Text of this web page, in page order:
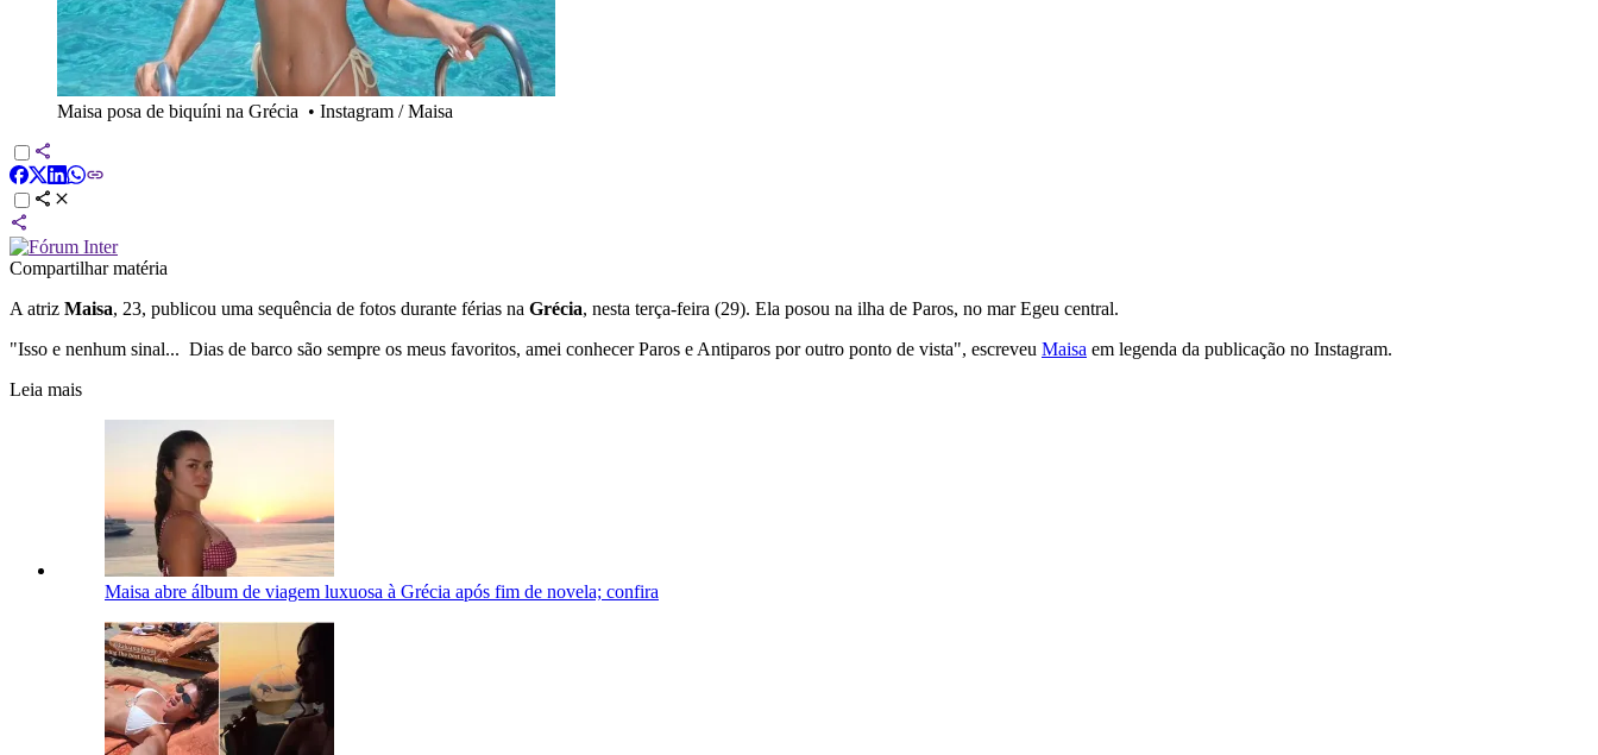
Maisa posa de biquíni na Grécia • Instagram / Maisa
Compartilhar matéria
A atriz Maisa, 23, publicou uma sequência de fotos durante férias na Grécia, nesta terça-feira (29). Ela posou na ilha de Paros, no mar Egeu central.
"Isso e nenhum sinal... Dias de barco são sempre os meus favoritos, amei conhecer Paros e Antiparos por outro ponto de vista", escreveu Maisa em legenda da publicação no Instagram.
Leia mais
Maisa abre álbum de viagem luxuosa à Grécia após fim de novela; confira